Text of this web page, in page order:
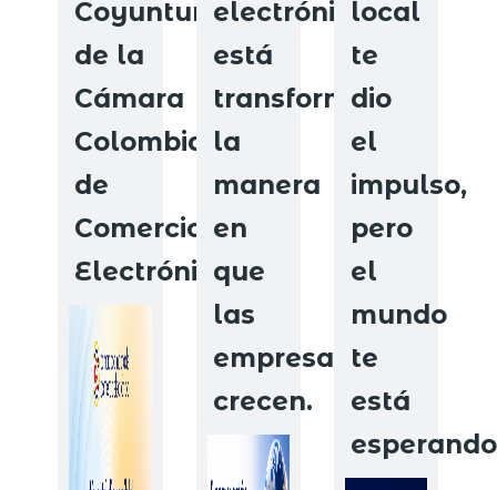
Coyuntura
de la
Cámara
Colombiana
de
Comercio
Electrónico.
electrónico
está
transformando
la
manera
en
que
las
empresas
crecen.
local
te
dio
el
impulso,
pero
el
mundo
te
está